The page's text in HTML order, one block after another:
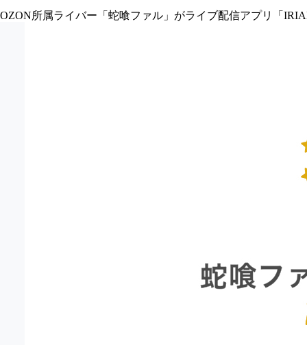
OZON所属ライバー「 蛇喰ファル 」がライブ配信アプリ「